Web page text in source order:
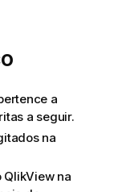
a
a seguir.
na
QlikView na